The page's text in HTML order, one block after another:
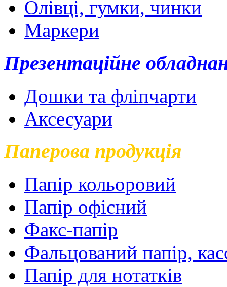
Олівці, гумки, чинки
Маркери
Презентаційне
Дошки та фліпчарти
Аксесуари
Паперова продукція
Папір кольоровий
Папір офісний
Факс-папір
Фальцований папір,
Папір для нотатків